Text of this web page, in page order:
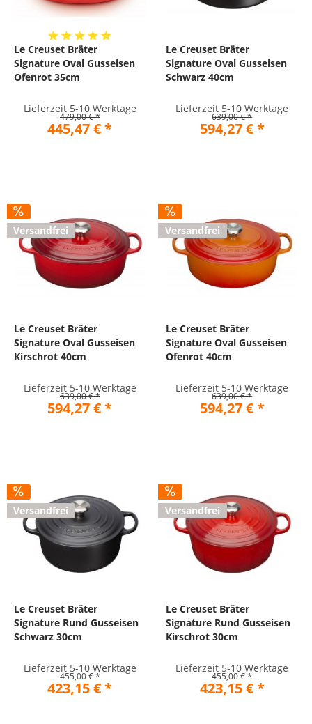
Le Creuset Bräter
Signature Oval Gusseisen
Ofenrot 35cm
Lieferzeit 5-10 Werktage
479,00 € *
445,47 € *
Le Creuset Bräter
Signature Oval Gusseisen
Schwarz 40cm
Lieferzeit 5-10 Werktage
639,00 € *
594,27 € *
Versandfrei
Le Creuset Bräter
Signature Oval Gusseisen
Kirschrot 40cm
Lieferzeit 5-10 Werktage
639,00 € *
594,27 € *
Versandfrei
Le Creuset Bräter
Signature Oval Gusseisen
Ofenrot 40cm
Lieferzeit 5-10 Werktage
639,00 € *
594,27 € *
Versandfrei
Le Creuset Bräter
Signature Rund Gusseisen
Schwarz 30cm
Lieferzeit 5-10 Werktage
455,00 € *
423,15 € *
Versandfrei
Le Creuset Bräter
Signature Rund Gusseisen
Kirschrot 30cm
Lieferzeit 5-10 Werktage
455,00 € *
423,15 € *